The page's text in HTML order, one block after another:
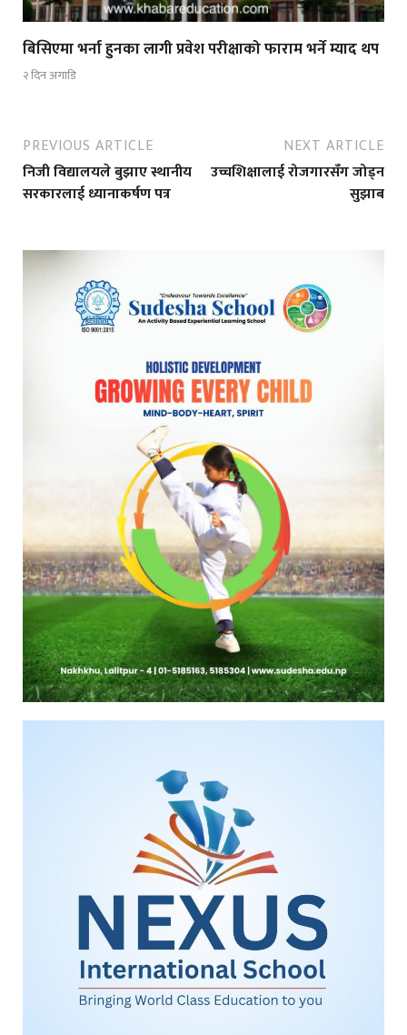
बिसिएमा भर्ना हुनका लागी प्रवेश परीक्षाको फाराम भर्ने म्याद थप
२ दिन अगाडि
PREVIOUS ARTICLE
निजी विद्यालयले बुझाए स्थानीय
सरकारलाई ध्यानाकर्षण पत्र
NEXT ARTICLE
उच्चशिक्षालाई रोजगारसँग जोड्न
सुझाब